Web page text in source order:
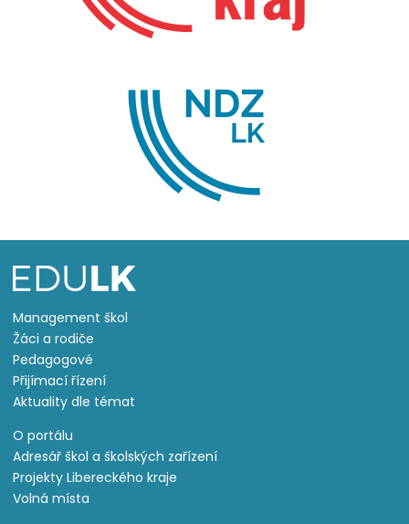
Management škol
Žáci a rodiče
Pedagogové
Přijímací řízení
Aktuality dle témat
O portálu
Adresář škol a školských zařízení
Projekty Libereckého kraje
Volná místa